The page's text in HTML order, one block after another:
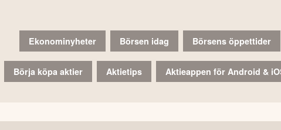
Ekonominyheter Börsen idag Börsens öppettider
Börja köpa aktier Aktietips Aktieappen för Android &